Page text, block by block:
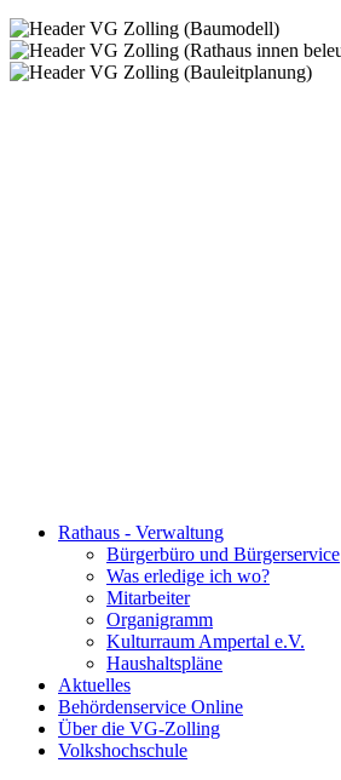
Rathaus - Verwaltung
Bürgerbüro und Bürgerservice
Was erledige ich wo?
Mitarbeiter
Organigramm
Kulturraum Ampertal e.V.
Haushaltspläne
Aktuelles
Behördenservice Online
Über die VG-Zolling
Volkshochschule